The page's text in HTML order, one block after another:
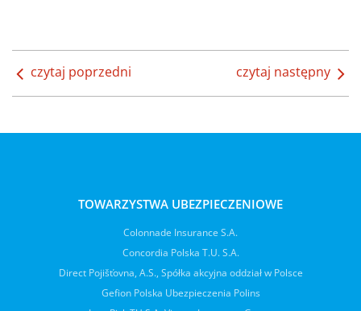
czytaj poprzedni czytaj następny
TOWARZYSTWA UBEZPIECZENIOWE
Colonnade Insurance S.A.
Concordia Polska T.U. S.A.
Direct Pojišťovna, A.S., Spółka akcyjna oddział w Polsce
Gefion Polska Ubezpieczenia Polins